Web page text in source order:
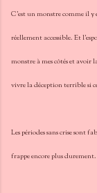
C'est un monstre comme il y
réellement accessible. Et
monstre à mes côtés et
vivre la déception terrible si
Les périodes sans crise sont
frappe encore plus durement.